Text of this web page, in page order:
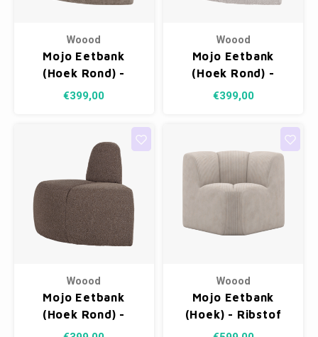
Woood
Mojo Eetbank
(Hoek Rond) -
Ribstof Donkerzand
€399,00
Woood
Mojo Eetbank
(Hoek Rond) -
Bouclé Ecru
€399,00
Woood
Mojo Eetbank
(Hoek Rond) -
Bouclé Bruin
Woood
Mojo Eetbank
(Hoek) - Ribstof
Ecru